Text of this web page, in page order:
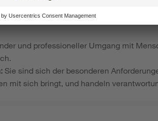
für neue Herausforderungen, arbeiten
und professioneller Umgang mit
Sie sind sich der besonderen
mit sich bringt, und handeln